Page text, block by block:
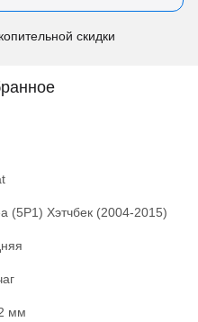
скидки
(5P1) Хэтчбек (2004-2015)
мм